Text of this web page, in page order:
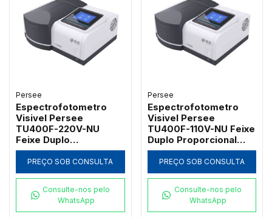
Persee
Espectrofotometro
Visivel Persee
TU400F-220V-NU
Feixe Duplo
Proporcional com Tela
Touch Screen 7" e
Suporte 5 Cubetas (5-
PREÇO SOB CONSULTA
Consulte-nos pelo
WhatsApp
Persee
Espectrofotometro
Visivel Persee
TU400F-110V-NU Feixe
Duplo Proporcional
com Tela Touch
Screen 7" e Suporte 5
Cubetas (5-100mm)
PREÇO SOB CONSULTA
Consulte-nos pelo
WhatsApp